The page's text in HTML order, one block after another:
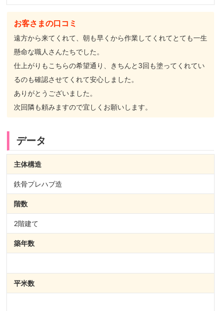
お客さまの口コミ
遠方から来てくれて、朝も早くから作業してくれてとても一生
懸命な職人さんたちでした。
仕上がりもこちらの希望通り、きちんと3回も塗ってくれてい
るのも確認させてくれて安心しました。
ありがとうございました。
次回隣も頼みますので宜しくお願いします。
データ
主体構造
鉄骨プレハブ造
階数
2階建て
築年数
平米数